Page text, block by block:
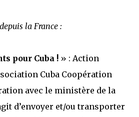
la France :
pour Cuba ! » : Action
Cuba Coopération
avec le ministère de la
d’envoyer et/ou transporter